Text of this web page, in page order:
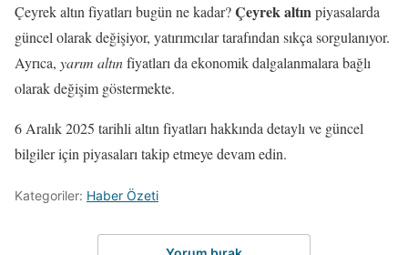
Çeyrek altın fiyatları bugün ne kadar?Çeyrek altınpiyasalarda
güncel olarak değişiyor, yatırımcılar tarafından sıkça sorgulanıyor.
Ayrıca, yarım altınfiyatları da ekonomik dalgalanmalara bağlı
olarak değişim göstermekte.
6 Aralık 2025 tarihli altın fiyatları hakkında detaylı ve güncel
bilgiler için piyasaları takip etmeye devam edin.
Kategoriler: Haber Özeti